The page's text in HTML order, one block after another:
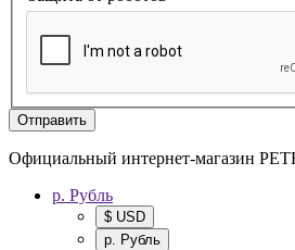
Отправить
Официальный интернет-магазин
р. Рубль
$ USD
р. Рубль